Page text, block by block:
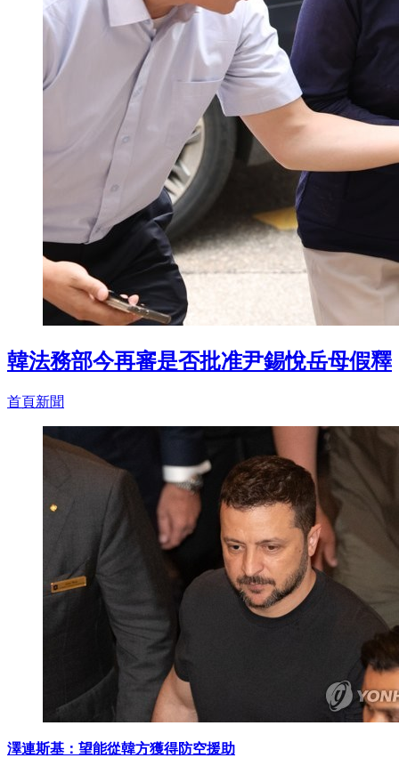
韓法務部今再審是否批准尹錫悅岳母假釋
首頁新聞
澤連斯基：望能從韓方獲得防空援助